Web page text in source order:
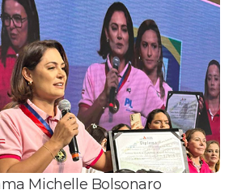
Michelle Bolsonaro